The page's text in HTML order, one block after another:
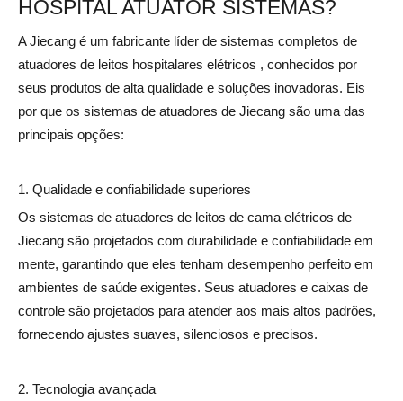
HOSPITAL ATUATOR SISTEMAS?
A Jiecang é um fabricante líder de sistemas completos de
atuadores de leitos hospitalares elétricos , conhecidos por
seus produtos de alta qualidade e soluções inovadoras. Eis
por que os sistemas de atuadores de Jiecang são uma das
principais opções:
1. Qualidade e confiabilidade superiores
Os sistemas de atuadores de leitos de cama elétricos de
Jiecang são projetados com durabilidade e confiabilidade em
mente, garantindo que eles tenham desempenho perfeito em
ambientes de saúde exigentes. Seus atuadores e caixas de
controle são projetados para atender aos mais altos padrões,
fornecendo ajustes suaves, silenciosos e precisos.
2. Tecnologia avançada